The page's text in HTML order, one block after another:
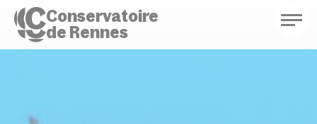
Conservatoire
de Rennes
Enseignements